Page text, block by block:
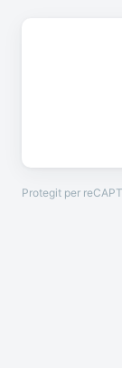
Protegit per